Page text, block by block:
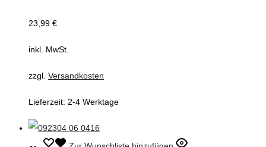
Optionen
der
werden
23,99 €
inkl. MwSt.
zzgl. Versandkosten
Lieferzeit: 2-4 Werktage